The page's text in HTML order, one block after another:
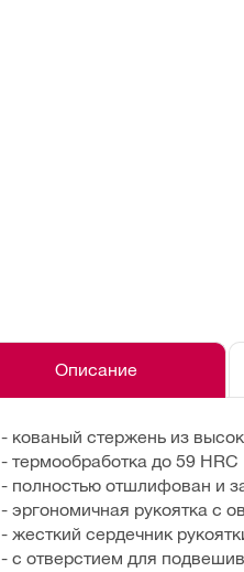
Описание
- кованый стержень из
- термообработка до 59 HRC
- полностью отшлифован и
- эргономичная рукоятка с
- жесткий сердечник
- с отверстием для